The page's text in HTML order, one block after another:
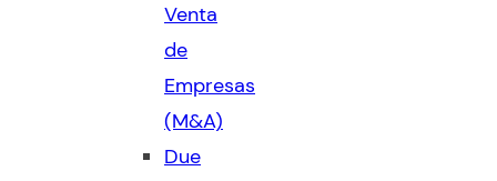
Venta
de
Empresas
(M&A)
Due